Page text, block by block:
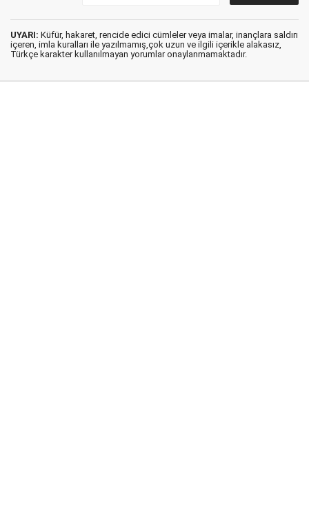
UYARI: Küfür, hakaret, rencide edici cümleler veya imalar, inançlara saldırı
içeren, imla kuralları ile yazılmamış,çok uzun ve ilgili içerikle alakasız,
Türkçe karakter kullanılmayan yorumlar onaylanmamaktadır.